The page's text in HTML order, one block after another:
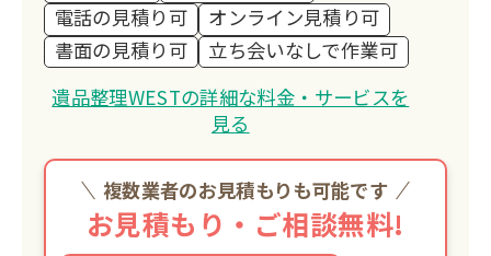
電話の見積り可
オンライン見積り可
書面の見積り可
立ち会いなしで作業可
遺品整理WESTの詳細な料金・サービスを
見る
複数業者のお見積もりも可能です
お見積もり・ご相談無料!